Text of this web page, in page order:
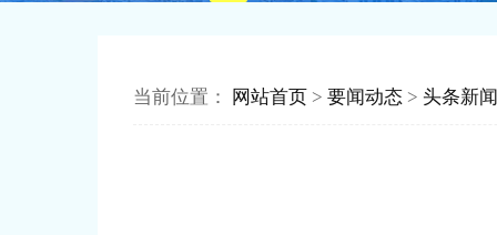
当前位置： 网站首页 > 要闻动态 > 头条新闻